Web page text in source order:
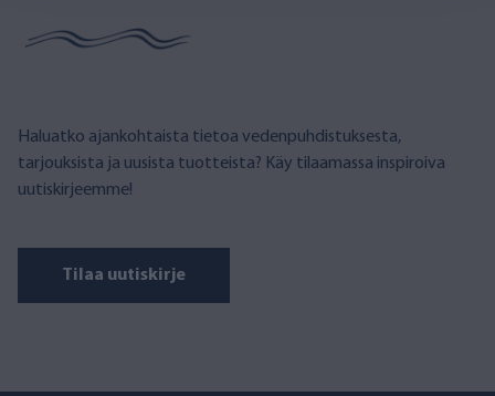
Haluatko ajankohtaista tietoa vedenpuhdistuksesta,
tarjouksista ja uusista tuotteista? Käy tilaamassa inspiroiva
uutiskirjeemme!
Tilaa uutiskirje